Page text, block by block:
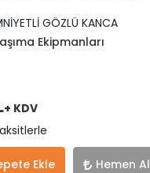
GÖZLÜ KANCA
Ekipmanları
+ KDV
Ekle Hemen Al